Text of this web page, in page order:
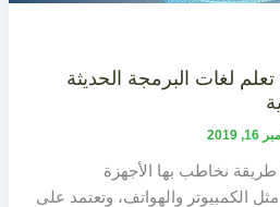
لغات البرمجة الحديثة
2019
طريقة نخاطب بها الأجهزة
مثل الكمبيوتر والهواتف، وتعتمد على